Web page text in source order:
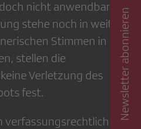
nicht anwendbar.
stehe noch in weiter
Stimmen in der
stellen die
Verletzung des
fest.
verfassungsrechtlich
Newsletter abonnieren